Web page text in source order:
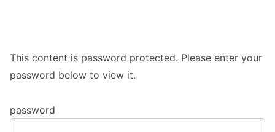
This content is password protected. Please enter your
password below to view it.
password